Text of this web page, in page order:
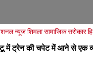
न्यूजशिमलासामाजिक सरोकार
में ट्रेन की चपेट में आने से एक